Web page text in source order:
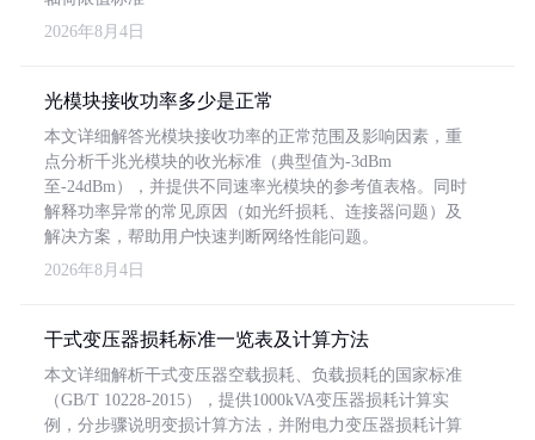
2026年8月4日
光模块接收功率多少是正常
本文详细解答光模块接收功率的正常范围及影响因素，重
点分析千兆光模块的收光标准（典型值为-3dBm
至-24dBm），并提供不同速率光模块的参考值表格。同时
解释功率异常的常见原因（如光纤损耗、连接器问题）及
解决方案，帮助用户快速判断网络性能问题。
2026年8月4日
干式变压器损耗标准一览表及计算方法
本文详细解析干式变压器空载损耗、负载损耗的国家标准
（GB/T 10228-2015），提供1000kVA变压器损耗计算实
例，分步骤说明变损计算方法，并附电力变压器损耗计算